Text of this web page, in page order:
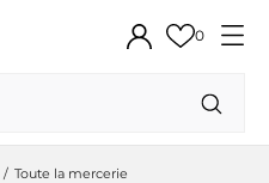
0
Toute la mercerie